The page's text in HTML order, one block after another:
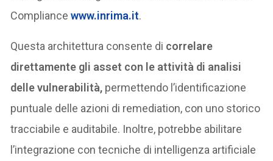
Compliancewww.inrima.it.
Questa architettura consente di correlare
direttamente gli asset con le attività di analisi
delle vulnerabilità, permettendo l’identificazione
puntuale delle azioni di remediation, con uno storico
tracciabile e auditabile. Inoltre, potrebbe abilitare
l’integrazione con tecniche di intelligenza artificiale